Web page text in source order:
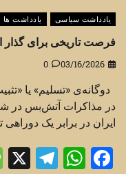
یادداشت سیاسی یادداشت ها
فرصت‌ تاریخی برای گذار
03/16/2026
0
دوگانه‌ی «تسلیم» یا
در مذاکرات آتش‌بس در
ایران در برابر یک